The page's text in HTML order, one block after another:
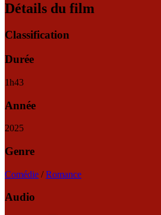
Détails du film
Classification
Durée
1h43
Année
2025
Genre
Comédie /Romance
Audio